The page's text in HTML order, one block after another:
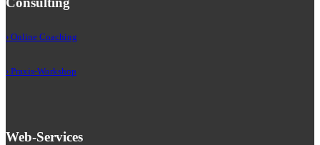
› Online Coaching
› Praxis-Workshop
Web-Services